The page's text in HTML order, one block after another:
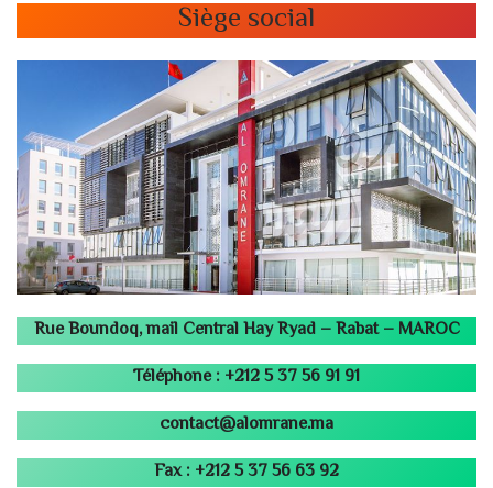
Siège social
Rue Boundoq, mail Central Hay Ryad – Rabat – MAROC
Téléphone : +212 5 37 56 91 91
contact@alomrane.ma
Fax : +212 5 37 56 63 92